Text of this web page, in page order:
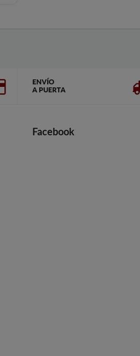
ENVÍO
A PUERTA
Facebook